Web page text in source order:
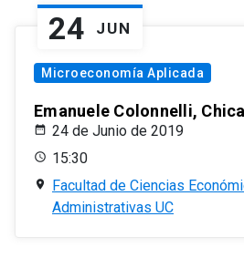
24 JUN
Microeconomía Aplicada
Emanuele Colonnelli,
24 de Junio de 2019
15:30
Facultad de Ciencias
Administrativas UC